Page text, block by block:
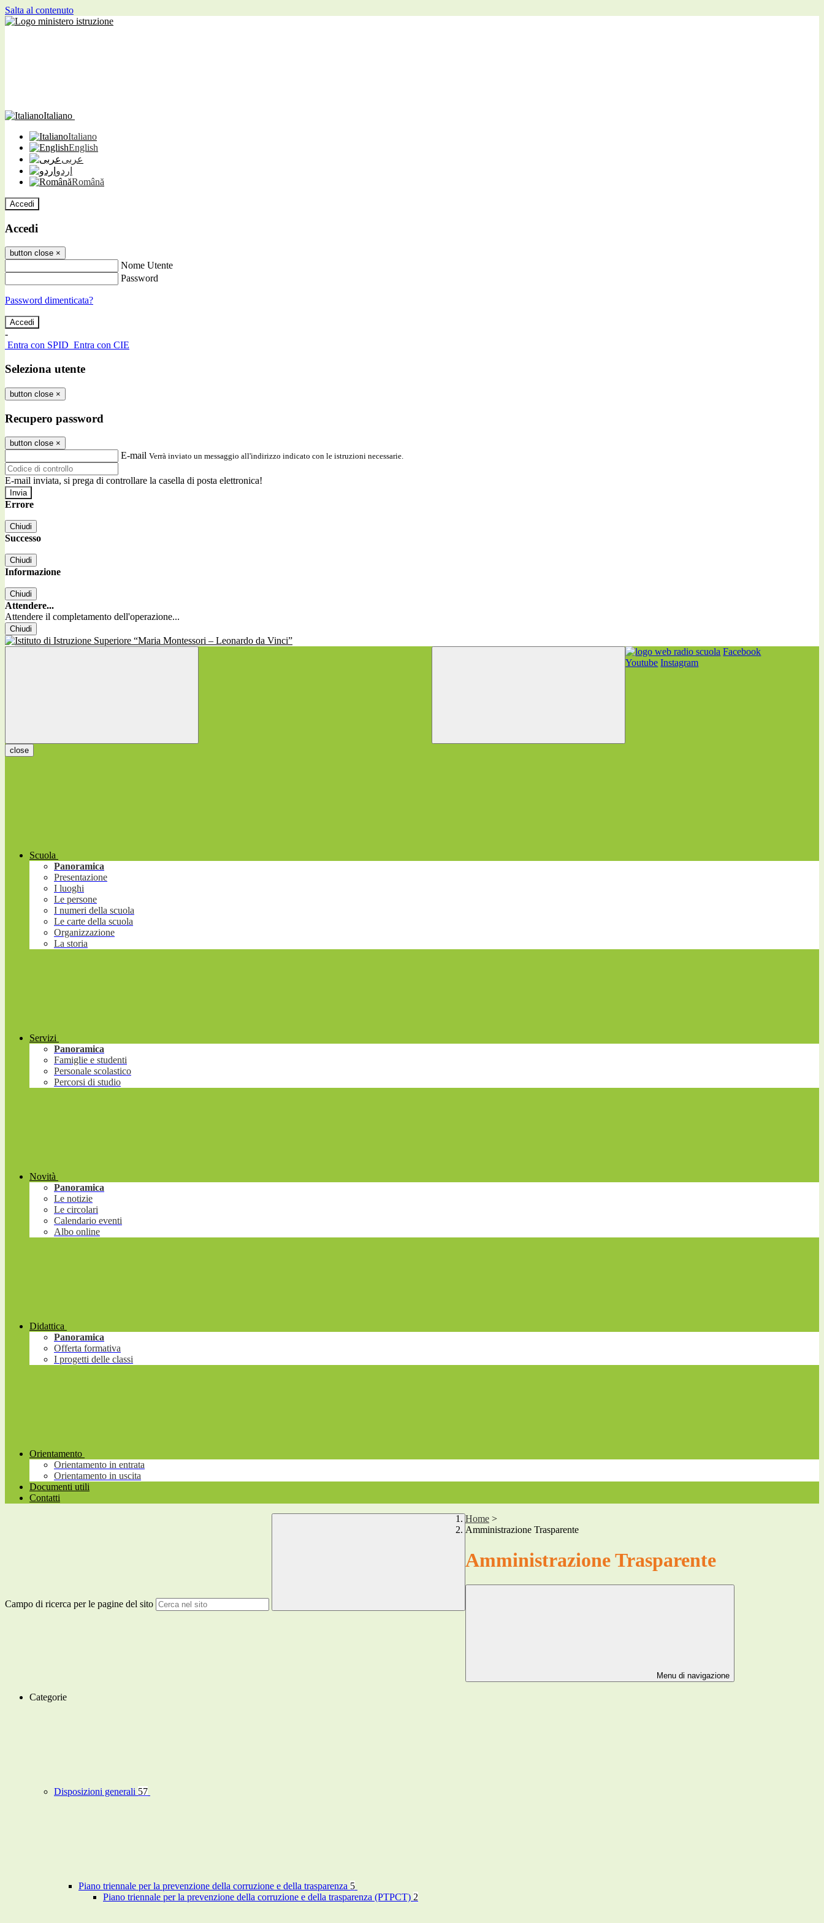
Salta al contenuto
Italiano
Italiano
English
عربى
اردو
Română
Accedi
Accedi
button close ×
Nome Utente
Password
Password dimenticata?
-
Entra con SPID Entra con CIE
Seleziona utente
button close ×
Recupero password
button close ×
E-mail Verrà inviato un messaggio all'indirizzo indicato con le istruzioni necessarie.
E-mail inviata, si prega di controllare la casella di posta elettronica!
Errore
Chiudi
Successo
Chiudi
Informazione
Chiudi
Attendere...
Attendere il completamento dell'operazione...
Chiudi
Facebook
Youtube Instagram
close
Scuola
Panoramica
Presentazione
I luoghi
Le persone
I numeri della scuola
Le carte della scuola
Organizzazione
La storia
Servizi
Panoramica
Famiglie e studenti
Personale scolastico
Percorsi di studio
Novità
Panoramica
Le notizie
Le circolari
Calendario eventi
Albo online
Didattica
Panoramica
Offerta formativa
I progetti delle classi
Orientamento
Orientamento in entrata
Orientamento in uscita
Documenti utili
Contatti
Campo di ricerca per le pagine del sito
Home >
Amministrazione Trasparente
Amministrazione Trasparente
Menu di navigazione
Categorie
Disposizioni generali 57
Piano triennale per la prevenzione della corruzione e della trasparenza 5
Piano triennale per la prevenzione della corruzione e della trasparenza (PTPCT) 2